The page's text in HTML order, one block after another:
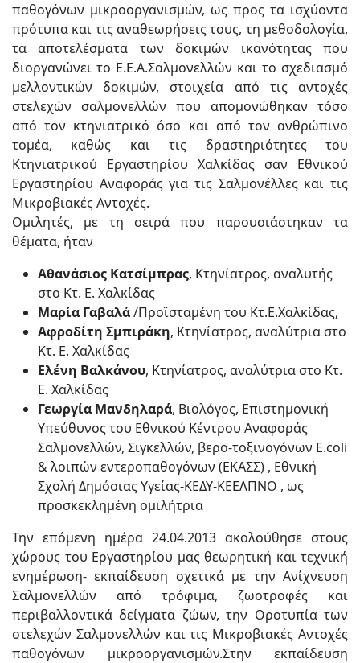
παθογόνων μικροοργανισμών, ως προς τα ισχύοντα
πρότυπα και τις αναθεωρήσεις τους, τη μεθοδολογία,
τα αποτελέσματα των δοκιμών ικανότητας που
διοργανώνει το Ε.Ε.Α.Σαλμονελλών και το σχεδιασμό
μελλοντικών δοκιμών, στοιχεία από τις αντοχές
στελεχών σαλμονελλών που απομονώθηκαν τόσο
από τον κτηνιατρικό όσο και από τον ανθρώπινο
τομέα, καθώς και τις δραστηριότητες του
Κτηνιατρικού Εργαστηρίου Χαλκίδας σαν Εθνικού
Εργαστηρίου Αναφοράς για τις Σαλμονέλλες και τις
Μικροβιακές Αντοχές.
Ομιλητές, με τη σειρά που παρουσιάστηκαν τα
θέματα, ήταν
Αθανάσιος Κατσίμπρας, Κτηνίατρος, αναλυτής
στο Κτ. Ε. Χαλκίδας
Μαρία Γαβαλά/Προϊσταμένη του Κτ.Ε.Χαλκίδας,
Αφροδίτη Σμπιράκη, Κτηνίατρος, αναλύτρια στο
Κτ. Ε. Χαλκίδας
Ελένη Βαλκάνου, Κτηνίατρος, αναλύτρια στο Κτ.
Ε. Χαλκίδας
Γεωργία Μανδηλαρά, Βιολόγος, Επιστημονική
Υπεύθυνος του Εθνικού Κέντρου Αναφοράς
Σαλμονελλών, Σιγκελλών, βερο-τοξινογόνων E.coli
& λοιπών εντεροπαθογόνων (EKAΣΣ) , Εθνική
Σχολή Δημόσιας Υγείας-ΚΕΔΥ-ΚΕEΛΠΝΟ , ως
προσκεκλημένη ομιλήτρια
Την επόμενη ημέρα 24.04.2013 ακολούθησε στους
χώρους του Εργαστηρίου μας θεωρητική και τεχνική
ενημέρωση- εκπαίδευση σχετικά με την Ανίχνευση
Σαλμονελλών από τρόφιμα, ζωοτροφές και
περιβαλλοντικά δείγματα ζώων, την Οροτυπία των
στελεχών Σαλμονελλών και τις Μικροβιακές Αντοχές
παθογόνων μικροοργανισμών.Στην εκπαίδευση